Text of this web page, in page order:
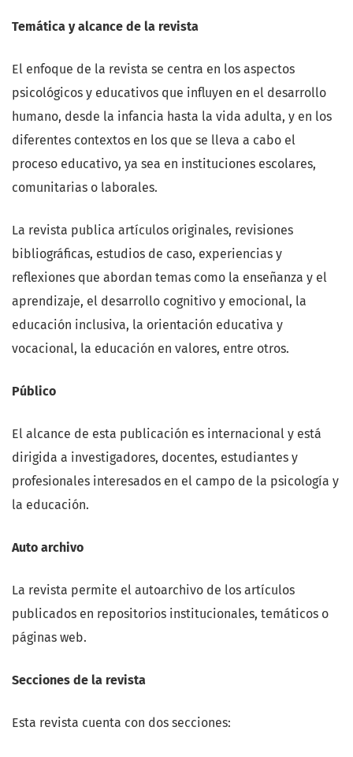
Temática y alcance de la revista
El enfoque de la revista se centra en los aspectos
psicológicos y educativos que influyen en el desarrollo
humano, desde la infancia hasta la vida adulta, y en los
diferentes contextos en los que se lleva a cabo el
proceso educativo, ya sea en instituciones escolares,
comunitarias o laborales.
La revista publica artículos originales, revisiones
bibliográficas, estudios de caso, experiencias y
reflexiones que abordan temas como la enseñanza y el
aprendizaje, el desarrollo cognitivo y emocional, la
educación inclusiva, la orientación educativa y
vocacional, la educación en valores, entre otros.
Público
El alcance de esta publicación es internacional y está
dirigida a investigadores, docentes, estudiantes y
profesionales interesados en el campo de la psicología y
la educación.
Auto archivo
La revista permite el autoarchivo de los artículos
publicados en repositorios institucionales, temáticos o
páginas web.
Secciones de la revista
Esta revista cuenta con dos secciones: